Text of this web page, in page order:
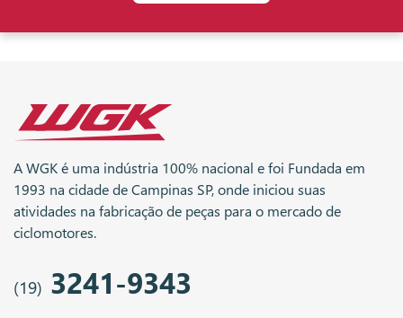
A WGK é uma indústria 100% nacional e foi Fundada em
1993 na cidade de Campinas SP, onde iniciou suas
atividades na fabricação de peças para o mercado de
ciclomotores.
(19) 3241-9343